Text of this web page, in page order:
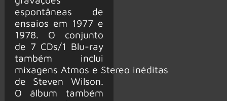
espontâneas de
ensaios em 1977 e
1978. O conjunto
de 7 CDs/1 Blu-ray
também inclui
mixagens Atmos e Stereo inéditas
de Steven Wilson.
O álbum também